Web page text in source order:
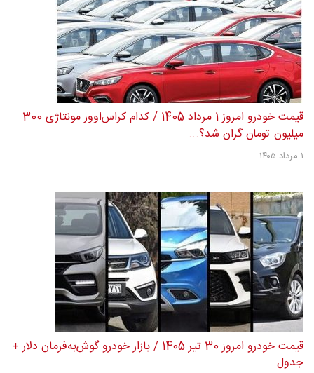
قیمت خودرو امروز 1 مرداد 1405 / کدام کراس‌اوور مونتاژی 300
میلیون تومان گران شد؟...
۱ مرداد ۱۴۰۵
قیمت خودرو امروز 30 تیر 1405 / بازار خودرو گوش‌به‌فرمان دلار +
جدول